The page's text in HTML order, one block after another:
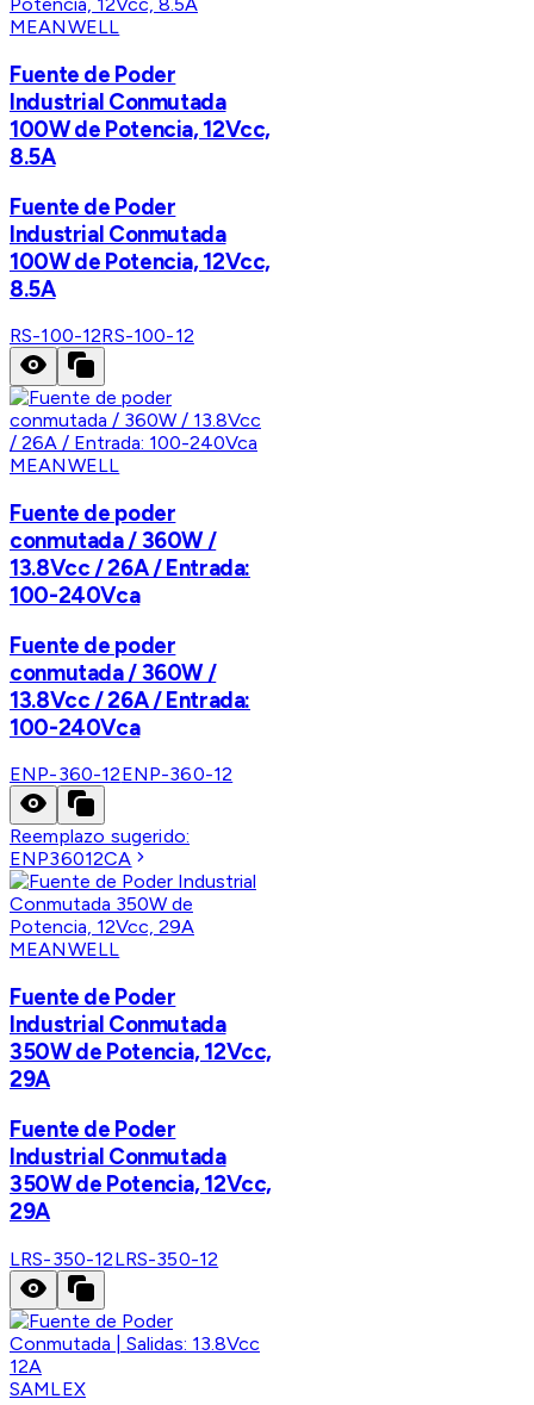
MEANWELL
Fuente de Poder
Industrial Conmutada
100W de Potencia, 12Vcc,
8.5A
Fuente de Poder
Industrial Conmutada
100W de Potencia, 12Vcc,
8.5A
RS-100-12RS-100-12
MEANWELL
Fuente de poder
conmutada / 360W /
13.8Vcc / 26A / Entrada:
100-240Vca
Fuente de poder
conmutada / 360W /
13.8Vcc / 26A / Entrada:
100-240Vca
ENP-360-12ENP-360-12
Reemplazo sugerido:
ENP36012CA
MEANWELL
Fuente de Poder
Industrial Conmutada
350W de Potencia, 12Vcc,
29A
Fuente de Poder
Industrial Conmutada
350W de Potencia, 12Vcc,
29A
LRS-350-12LRS-350-12
SAMLEX